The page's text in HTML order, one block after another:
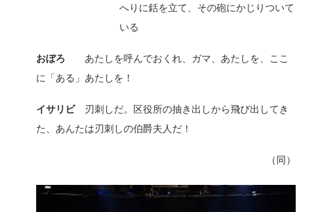
へりに銛を立て、その砲にかじりついて
いる
おぼろ
あたしを呼んでおくれ、ガマ、あたしを、ここ
に「ある」あたしを！
イサリビ刃刺しだ。区役所の抽き出しから飛び出してき
た、あんたは刃刺しの伯爵夫人だ！
（同）